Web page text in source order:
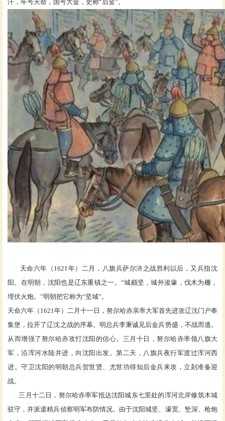
汗，年号天命，国号大金，史称“后金”。
天命六年（ 1621年）二月，八旗兵萨尔浒之战胜利以后，又兵指沈
阳。在明朝，沈阳也是辽东重镇之一。“城颇坚，城外浚壕，伐木为栅，
埋伏火炮。”明朝把它称为“坚城”。
天命六年（ 1621年）二月十一日，努尔哈赤亲率大军首先进攻辽沈门户奉
集堡，拉开了辽沈之战的序幕。明总兵李秉诚见后金兵势盛，不战而逃。
从而增强了努尔哈赤攻打沈阳的信心。三月十日，努尔哈赤率领八旗大
军，沿浑河水陆并进，向沈阳出发。第二天，八旗兵夜行军渡过浑河西
进。守卫沈阳的明朝总兵贺世贤、尤世功得知后金兵来攻，立刻准备迎
战。
三月十二日，努尔哈赤率军抵达沈阳城东七里处的浑河北岸修筑木城
驻守，并派遣精兵侦察明军布防情况。由于沈阳城坚、濠宽、堑深、枪炮